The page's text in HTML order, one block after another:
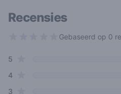
Recensies
Gebaseerd op 0
Review data
5
4star reviews
3